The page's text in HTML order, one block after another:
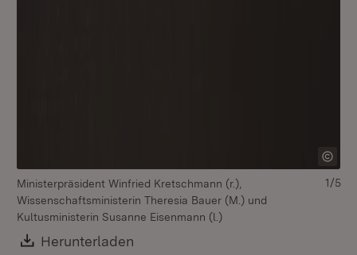
Ministerpräsident Winfried Kretschmann (r.),
Wissenschaftsministerin Theresia Bauer (M.) und
Kultusministerin Susanne Eisenmann (l.)
Download:
Herunterladen
1/5